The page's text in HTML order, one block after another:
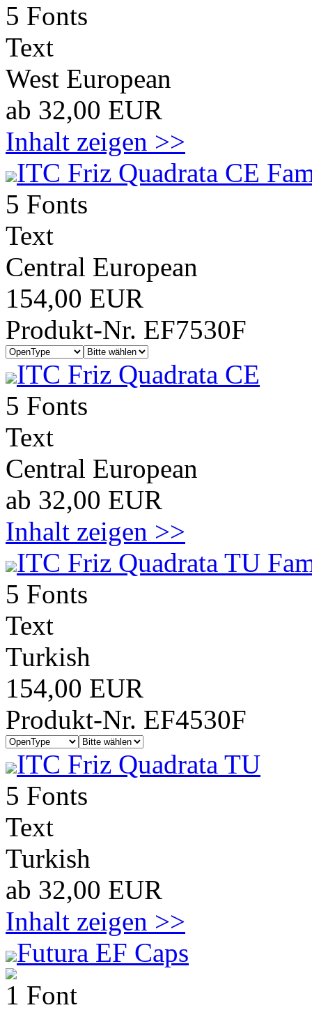
5 Fonts
Text
West European
ab 32,00 EUR
Inhalt zeigen >>
ITC Friz Quadrata CE
5 Fonts
Text
Central European
154,00 EUR
Produkt-Nr. EF7530F
ITC Friz Quadrata CE
5 Fonts
Text
Central European
ab 32,00 EUR
Inhalt zeigen >>
ITC Friz Quadrata TU
5 Fonts
Text
Turkish
154,00 EUR
Produkt-Nr. EF4530F
ITC Friz Quadrata TU
5 Fonts
Text
Turkish
ab 32,00 EUR
Inhalt zeigen >>
Futura EF Caps
1 Font